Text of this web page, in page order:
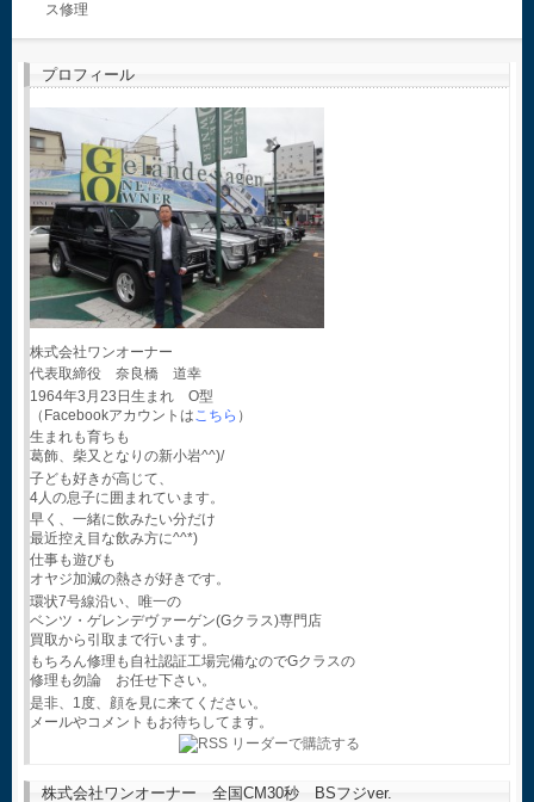
ス修理
プロフィール
株式会社ワンオーナー
代表取締役 奈良橋 道幸
1964年3月23日生まれ O型
（Facebookアカウントはこちら ）
生まれも育ちも
葛飾、柴又となりの新小岩^^)/
子ども好きが高じて、
4人の息子に囲まれています。
早く、一緒に飲みたい分だけ
最近控え目な飲み方に^^*)
仕事も遊びも
オヤジ加減の熱さが好きです。
環状7号線沿い、唯一の
ベンツ・ゲレンデヴァーゲン(Gクラス)専門店
買取から引取まで行います。
もちろん修理も自社認証工場完備なのでGクラスの
修理も勿論 お任せ下さい。
是非、1度、顔を見に来てください。
メールやコメントもお待ちしてます。
株式会社ワンオーナー 全国CM30秒 BSフジver.